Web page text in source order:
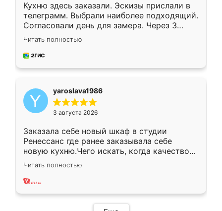
Кухню здесь заказали. Эскизы прислали в
телеграмм. Выбрали наиболее подходящий.
Согласовали день для замера. Через 3
недели кухня была уже готова. Остались
довольны работой. Спасибо Ренессанс
мебель за качественную работу!
Читать полностью
yaroslava1986
3 августа 2026
Заказала себе новый шкаф в студии
Ренессанс где ранее заказывала себе
новую кухню.Чего искать, когда качеством
вполне довольна. Служит кухня уже почти
два года, нареканий нет.
Читать полностью